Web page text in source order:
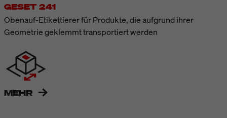
GESET 241
Obenauf-Etikettierer für Produkte, die aufgrund ihrer
Geometrie geklemmt transportiert werden
MEHR